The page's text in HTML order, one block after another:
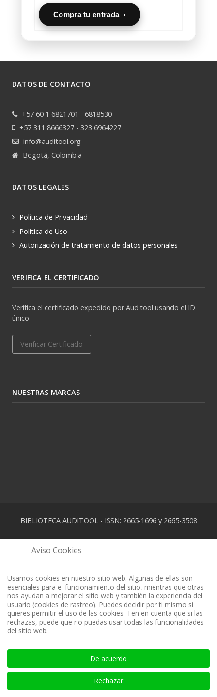
Compra tu entrada ›
DATOS DE CONTACTO
+57 60 1 6821701 - 6818530
+57 311 8666327 - 323 6964227
info@auditool.org
Bogotá, Colombia
DATOS LEGALES
Política de Privacidad
Política de Uso
Autorización de tratamiento de datos personales
VERIFICA EL CERTIFICADO
Verifica el certificado expedido por Auditool usando el ID
único
Verificar Certificado
NUESTRAS MARCAS
BIBLIOTECA AUDITOOL - ISSN: 2665-1696 y 2665-3508
Aviso Cookies
Usamos cookies en nuestro sitio web. Algunas de ellas son
esenciales para el funcionamiento del sitio, mientras que otras
nos ayudan a mejorar el sitio web y también la experiencia del
usuario (cookies de rastreo). Puedes decidir por ti mismo si
quieres permitir el uso de las cookies. Ten en cuenta que si las
rechazas, puede que no puedas usar todas las funcionalidades
del sitio web.
De acuerdo
Rechazar